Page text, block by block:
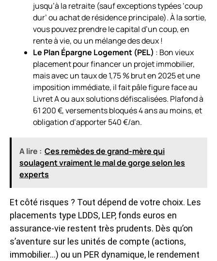
jusqu’à la retraite (sauf exceptions typées ‘coup
dur’ ou achat de résidence principale). À la sortie,
vous pouvez prendre le capital d’un coup, en
rente à vie, ou un mélange des deux !
Le Plan Épargne Logement (PEL) : Bon vieux
placement pour financer un projet immobilier,
mais avec un taux de 1,75 % brut en 2025 et une
imposition immédiate, il fait pâle figure face au
Livret A ou aux solutions défiscalisées. Plafond à
61 200 €, versements bloqués 4 ans au moins, et
obligation d’apporter 540 €/an.
A lire : Ces remèdes de grand-mère qui
soulagent vraiment le mal de gorge selon les
experts
Et côté risques ? Tout dépend de votre choix. Les
placements type LDDS, LEP, fonds euros en
assurance-vie restent très prudents. Dès qu’on
s’aventure sur les unités de compte (actions,
immobilier…) ou un PER dynamique, le rendement